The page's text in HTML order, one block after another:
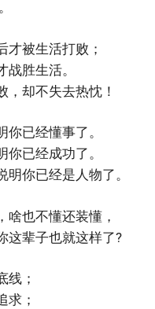
才被生活打败；
胜生活。
，却不失去热忱！
已经懂事了。
已经成功了。
你已经是人物了。
啥也不懂还装懂，
这辈子也就这样了?
线；
求；